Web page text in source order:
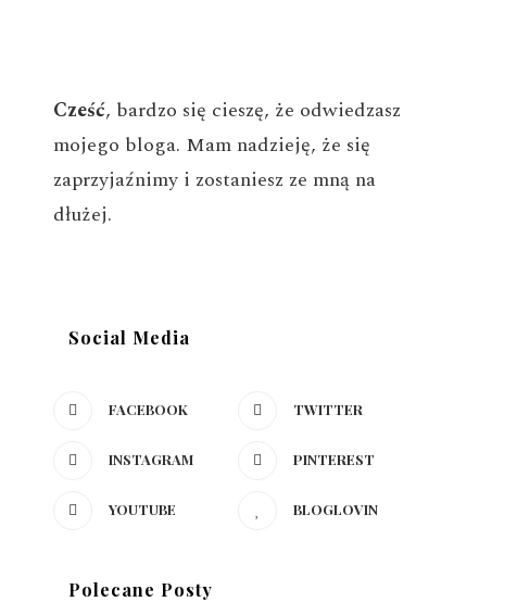
Cześć, bardzo się cieszę, że odwiedzasz
mojego bloga. Mam nadzieję, że się
zaprzyjaźnimy i zostaniesz ze mną na
dłużej.
Social Media
FACEBOOK TWITTER
INSTAGRAM PINTEREST
YOUTUBE BLOGLOVIN
Polecane Posty